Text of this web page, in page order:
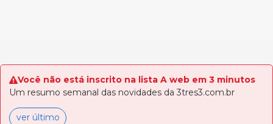
Você não está inscrito na lista A web em 3 minutos
Um resumo semanal das novidades da 3tres3.com.br
ver último